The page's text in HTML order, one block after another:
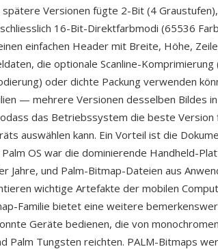
spätere Versionen fügte 2-Bit (4
16-Bit-Direktfarbmodi (65536
einfachen Header mit Breite, Höhe,
die optionale Scanline-Komprimierung
oder dichte Packung verwenden
— mehrere Versionen desselben Bildes
das Betriebssystem die beste Version
auswählen kann. Ein Vorteil ist die
Palm OS war die dominierende Handheld-
Jahre, und Palm-Bitmap-Dateien aus
wichtige Artefakte der mobilen
Familie bietet eine weitere
Geräte bedienen, die von
Palm Tungsten reichten. PALM-Bitmaps